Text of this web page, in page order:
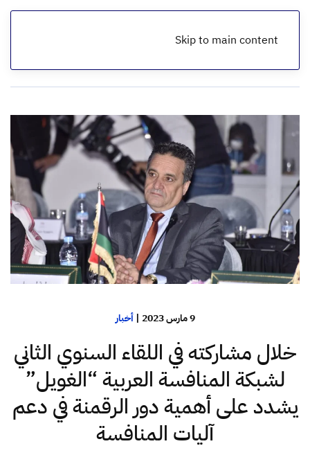
Skip to main content
الرئيسية
9 مارس 2023 |أخبار
خلال مشاركته في اللقاء السنوي الثاني
لشبكة المنافسة العربية “الغويل”
يشدد على أهمية دور الرقمنة في دعم
آليات المنافسة